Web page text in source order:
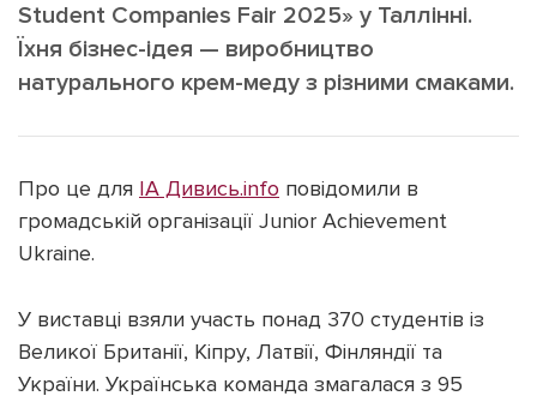
Наші соц мережі
Підтримати dyvys.info
Student Companies Fair 2025» у Таллінні.
Їхня бізнес-ідея — виробництво
натурального крем-меду з різними смаками.
Про це для ІА Дивись.info повідомили в
громадській організації Junior Achievement
Ukraine.
У виставці взяли участь понад 370 студентів із
Великої Британії, Кіпру, Латвії, Фінляндії та
України. Українська команда змагалася з 95